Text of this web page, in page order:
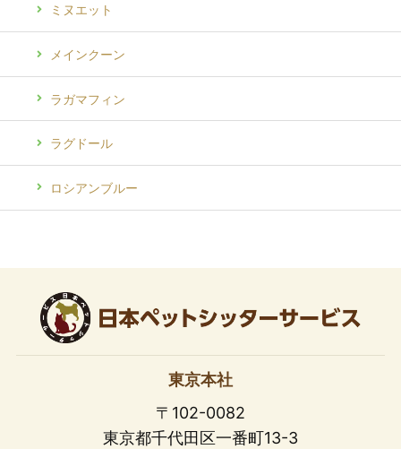
ミヌエット
メインクーン
ラガマフィン
ラグドール
ロシアンブルー
東京本社
〒102-0082
東京都千代田区一番町13-3